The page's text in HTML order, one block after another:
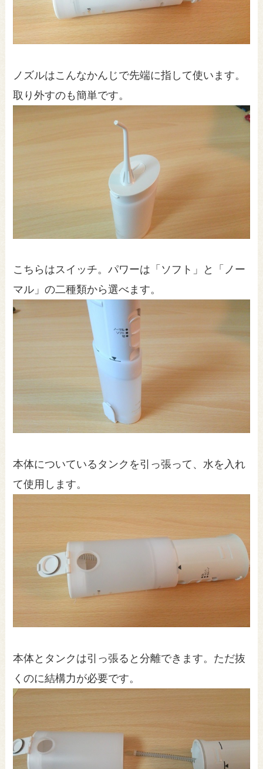
ノズルはこんなかんじで先端に指して使います。
取り外すのも簡単です。
こちらはスイッチ。パワーは「ソフト」と「ノー
マル」の二種類から選べます。
本体についているタンクを引っ張って、水を入れ
て使用します。
本体とタンクは引っ張ると分離できます。ただ抜
くのに結構力が必要です。